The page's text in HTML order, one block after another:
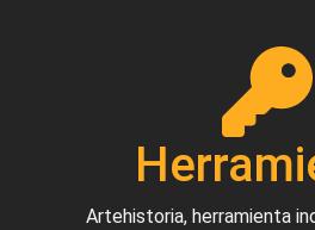
Artehistoria, herramienta